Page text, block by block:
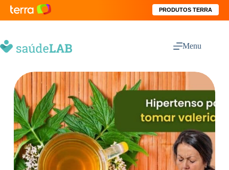
PRODUTOS TERRA
Menu